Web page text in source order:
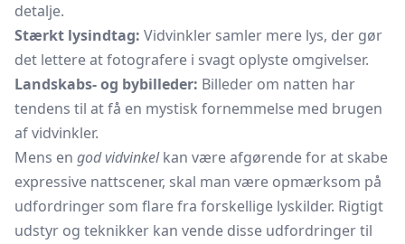
detalje.
Stærkt lysindtag: Vidvinkler samler mere lys, der gør
det lettere at fotografere i svagt oplyste omgivelser.
Landskabs- og bybilleder: Billeder om natten har
tendens til at få en mystisk fornemmelse med brugen
af vidvinkler.
Mens en god vidvinkelkan være afgørende for at skabe
expressive nattscener, skal man være opmærksom på
udfordringer som flare fra forskellige lyskilder. Rigtigt
udstyr og teknikker kan vende disse udfordringer til